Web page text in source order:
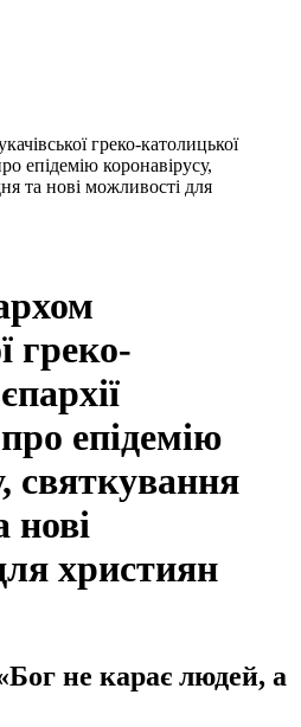
греко-католицької
епідемію коронавірусу,
та нові можливості для
греко-
епідемію
святкування
нові
християн
не карає людей, а